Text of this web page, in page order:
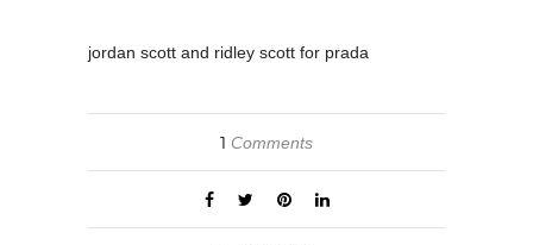
jordan scott and ridley scott for prada
1 Comments